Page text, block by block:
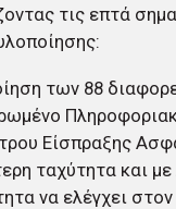
τις επτά
των 88
Είσπραξης
ταχύτητα και
να ελέγχει